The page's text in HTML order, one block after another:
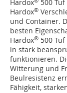
Hardox
500
Hardox®
und Container.
besten
Hardox® 500
in stark
funktionieren.
Witterung und
Beulresistenz
Fähigkeit,